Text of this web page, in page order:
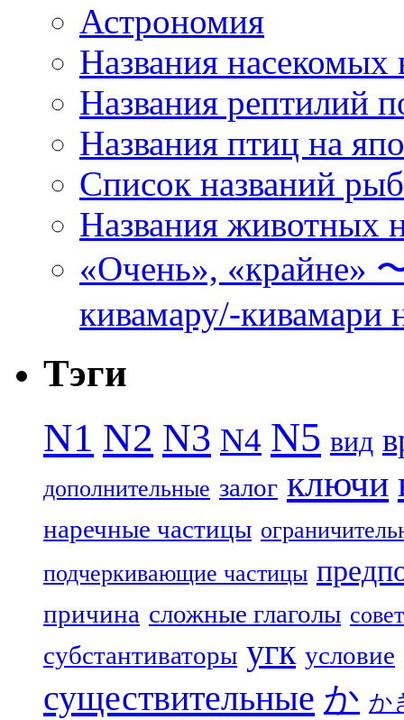
Астрономия
Названия насекомых
Названия рептилий
Названия птиц на
Список названий
Названия животных
«Очень», «крайне»
кивамару/-кивамари
Тэги
N1 N2 N3 N4 N5 вид
дополнительные залог ключи
наречные частицы
подчеркивающие частицы
причина сложные глаголы совет
субстантиваторы угк условие
существительные か か